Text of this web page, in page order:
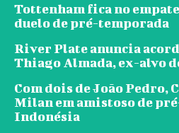
Tottenham fica no empate
duelo de pré-temporada
River Plate anuncia
Thiago Almada, ex-alvo
Com dois de João Pedro,
Milan em amistoso de
Indonésia